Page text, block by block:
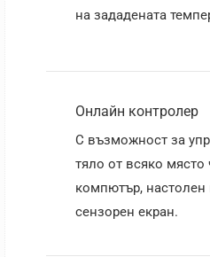
на зададената
Онлайн контролер
С възможност за
тяло от всяко
компютър,
сензорен екран.